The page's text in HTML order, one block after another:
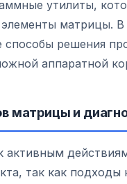
утилиты,
матрицы. В
способы решения
аппаратной
матрицы и
активным
так как подходы